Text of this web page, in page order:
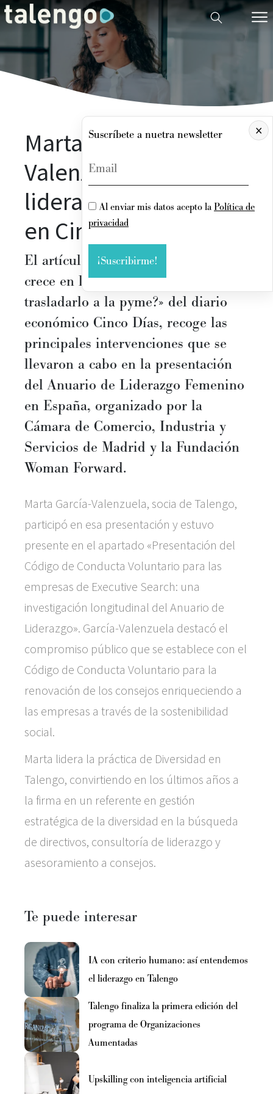
Marta García-
Valenzuela habla de
liderazgo femenino
en Cinco Días
El artículo «El liderazgo femenino
crece en la gran empresa. ¿Cómo
trasladarlo a la pyme?» del diario
económico Cinco Días, recoge las
principales intervenciones que se
llevaron a cabo en la presentación
del Anuario de Liderazgo Femenino
en España, organizado por la
Cámara de Comercio, Industria y
Servicios de Madrid y la Fundación
Woman Forward.
Marta García-Valenzuela, socia de Talengo,
participó en esa presentación y estuvo
presente en el apartado «Presentación del
Código de Conducta Voluntario para las
empresas de Executive Search: una
investigación longitudinal del Anuario de
Liderazgo». García-Valenzuela destacó el
compromiso público que se establece con el
Código de Conducta Voluntario para la
renovación de los consejos enriqueciendo a
las empresas a través de la sostenibilidad
social.
Marta lidera la práctica de Diversidad en
Talengo, convirtiendo en los últimos años a
la firma en un referente en gestión
estratégica de la diversidad en la búsqueda
de directivos, consultoría de liderazgo y
asesoramiento a consejos.
×
Suscríbete a nuetra newsletter
Al enviar mis datos acepto la Política de
privacidad
Te puede interesar
IA con criterio humano: así entendemos
el liderazgo en Talengo
Talengo finaliza la primera edición del
programa de Organizaciones
Aumentadas
Upskilling con inteligencia artificial